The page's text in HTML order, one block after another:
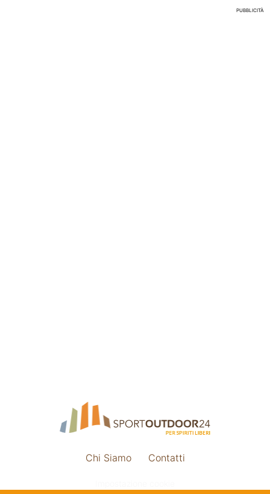
PUBBLICITÀ
Chi Siamo Contatti